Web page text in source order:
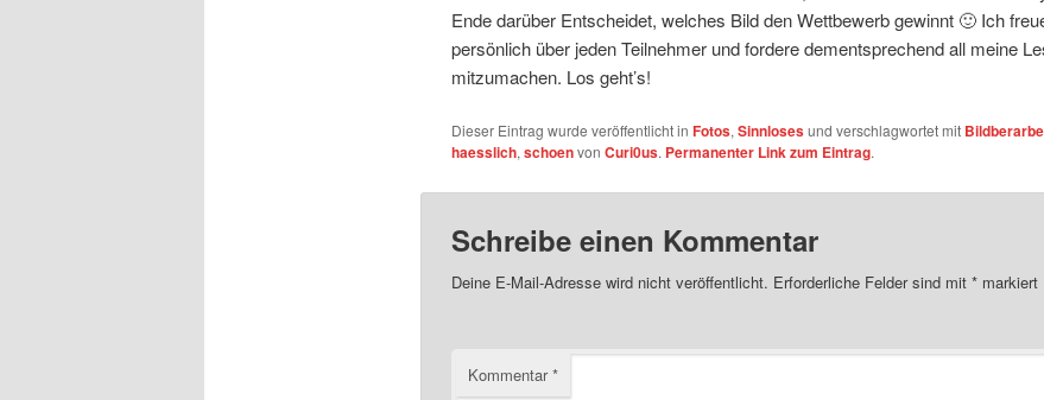
Ende darüber Entscheidet, welches Bild den Wettbewerb gewinnt 🙂 Ich
persönlich über jeden Teilnehmer und fordere dementsprechend all meine
mitzumachen. Los geht’s!
Dieser Eintrag wurde veröffentlicht in Fotos, Sinnlosesund verschlagwortet mit
haesslich, schoenvon Curi0us. Permanenter Link zum Eintrag.
Schreibe einen Kommentar
Deine E-Mail-Adresse wird nicht veröffentlicht. Erforderliche Felder sind mit *markiert
Kommentar*